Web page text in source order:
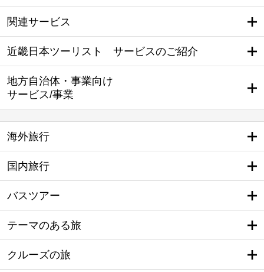
関連サービス
近畿日本ツーリスト サービスのご紹介
地方自治体・事業向け
サービス/事業
海外旅行
国内旅行
バスツアー
テーマのある旅
クルーズの旅